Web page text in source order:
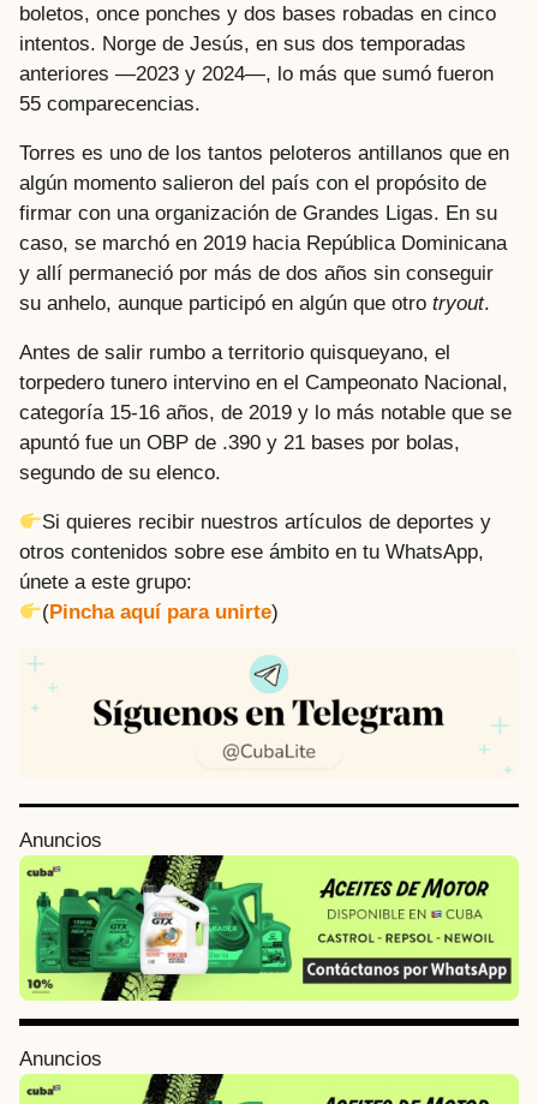
boletos, once ponches y dos bases robadas en cinco
intentos. Norge de Jesús, en sus dos temporadas
anteriores —2023 y 2024—, lo más que sumó fueron
55 comparecencias.
Torres es uno de los tantos peloteros antillanos que en
algún momento salieron del país con el propósito de
firmar con una organización de Grandes Ligas. En su
caso, se marchó en 2019 hacia República Dominicana
y allí permaneció por más de dos años sin conseguir
su anhelo, aunque participó en algún que otro tryout.
Antes de salir rumbo a territorio quisqueyano, el
torpedero tunero intervino en el Campeonato Nacional,
categoría 15-16 años, de 2019 y lo más notable que se
apuntó fue un OBP de .390 y 21 bases por bolas,
segundo de su elenco.
Si quieres recibir nuestros artículos de deportes y
otros contenidos sobre ese ámbito en tu WhatsApp,
únete a este grupo:
(Pincha aquí para unirte)
Anuncios
Anuncios
P
o
P
a
g
i
n